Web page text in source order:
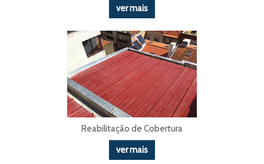
ver mais
Reabilitação de Cobertura
ver mais